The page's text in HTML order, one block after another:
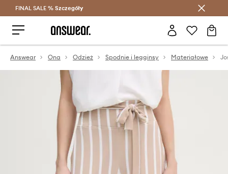
Oszczędzaj z Answear Club >
FINAL SALE % Szczegóły
Answear Ona Odzież Spodnie i legginsy Materiałowe